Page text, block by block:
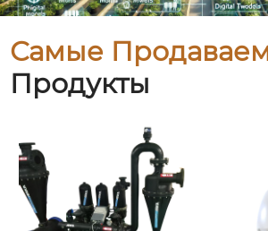
Самые
Продукты